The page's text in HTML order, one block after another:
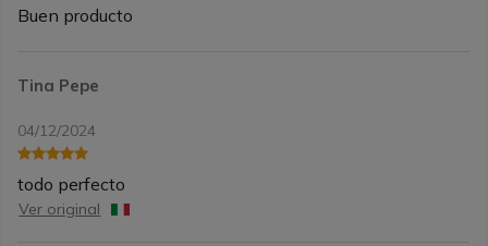
Buen producto
Tina Pepe
04/12/2024
todo perfecto
Ver original